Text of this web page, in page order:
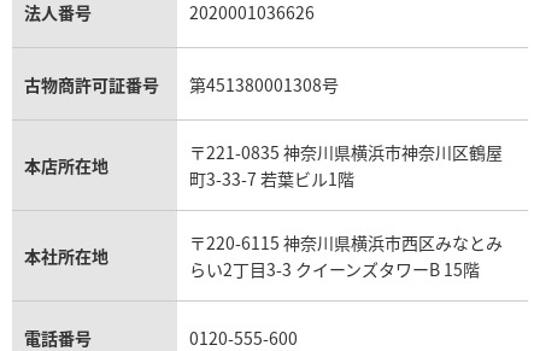
パラジウム買取
キャッツアイ買取
アクアマリン買取
ヴァシュロン・コンスタンタン買取
オメガ買取
カルティエ買取
フランク ミュラー買取
リシャール・ミル買取
パネライ買取
チューダー（チュードル）買取
セリーヌ買取
プラダ買取
ダミアーニ買取
モーブッサン買取
法人番号 2020001036626
古物商許可証番号 第451380001308号
本店所在地
〒221-0835 神奈川県横浜市神奈川区鶴屋
町3-33-7 若葉ビル1階
本社所在地
〒220-6115 神奈川県横浜市西区みなとみ
らい2丁目3-3 クイーンズタワーB 15階
電話番号 0120-555-600